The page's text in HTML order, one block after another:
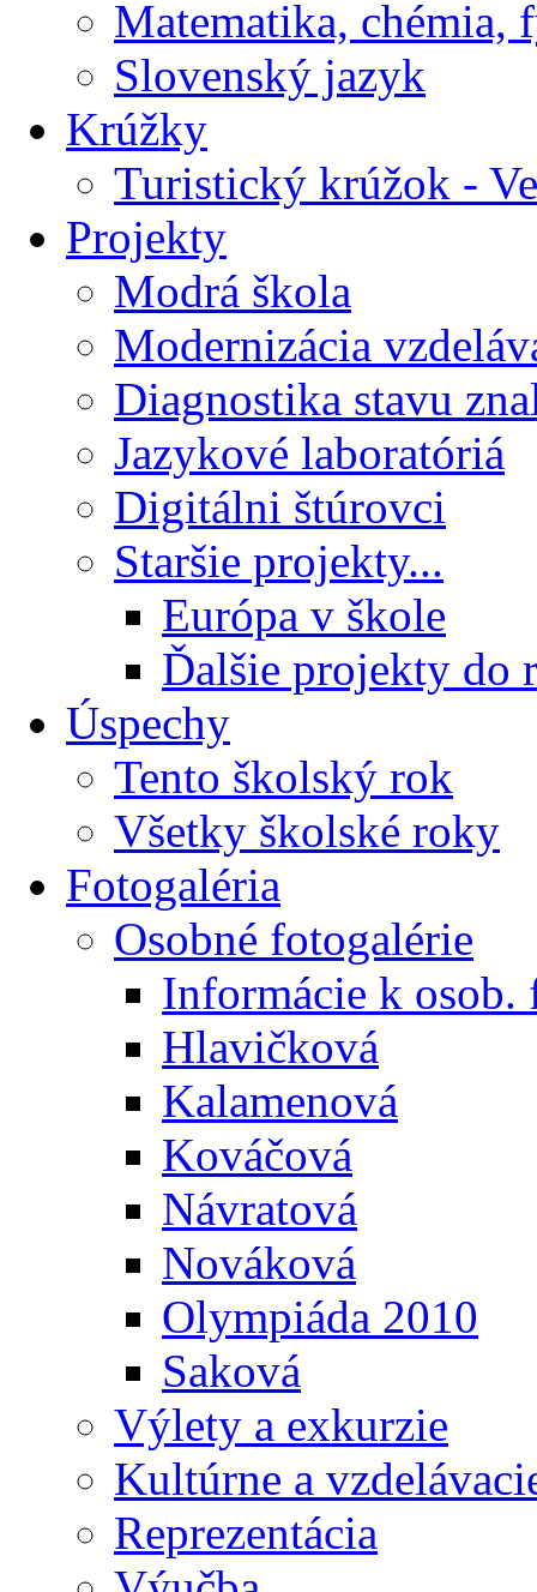
Matematika, chémia,
Slovenský jazyk
Krúžky
Turistický krúžok -
Projekty
Modrá škola
Modernizácia
Diagnostika stavu
Jazykové laboratóriá
Digitálni štúrovci
Staršie projekty...
Európa v škole
Ďalšie projekty do
Úspechy
Tento školský rok
Všetky školské roky
Fotogaléria
Osobné fotogalérie
Informácie k osob.
Hlavičková
Kalamenová
Kováčová
Návratová
Nováková
Olympiáda 2010
Saková
Výlety a exkurzie
Kultúrne a
Reprezentácia